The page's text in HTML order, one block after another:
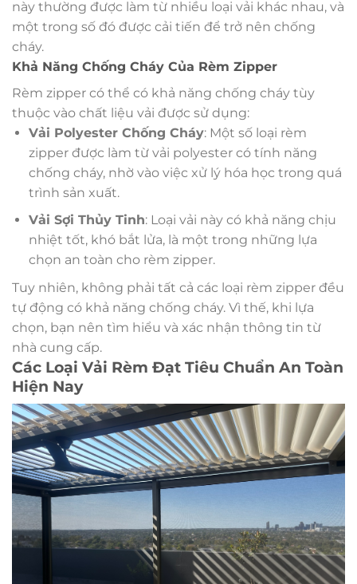
này thường được làm từ nhiều loại vải khác nhau, và
một trong số đó được cải tiến để trở nên chống
cháy.
Khả Năng Chống Cháy Của Rèm Zipper
Rèm zipper có thể có khả năng chống cháy tùy
thuộc vào chất liệu vải được sử dụng:
Vải Polyester Chống Cháy: Một số loại rèm
zipper được làm từ vải polyester có tính năng
chống cháy, nhờ vào việc xử lý hóa học trong quá
trình sản xuất.
Vải Sợi Thủy Tinh: Loại vải này có khả năng chịu
nhiệt tốt, khó bắt lửa, là một trong những lựa
chọn an toàn cho rèm zipper.
Tuy nhiên, không phải tất cả các loại rèm zipper đều
tự động có khả năng chống cháy. Vì thế, khi lựa
chọn, bạn nên tìm hiểu và xác nhận thông tin từ
nhà cung cấp.
Các Loại Vải Rèm Đạt Tiêu Chuẩn An Toàn
Hiện Nay